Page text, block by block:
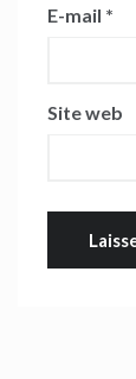
E-mail *
Site web